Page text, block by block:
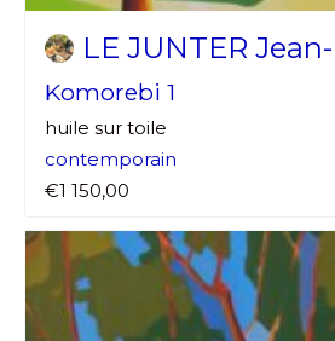
LE JUNTER
Komorebi 1
huile sur toile
contemporain
€1 150,00